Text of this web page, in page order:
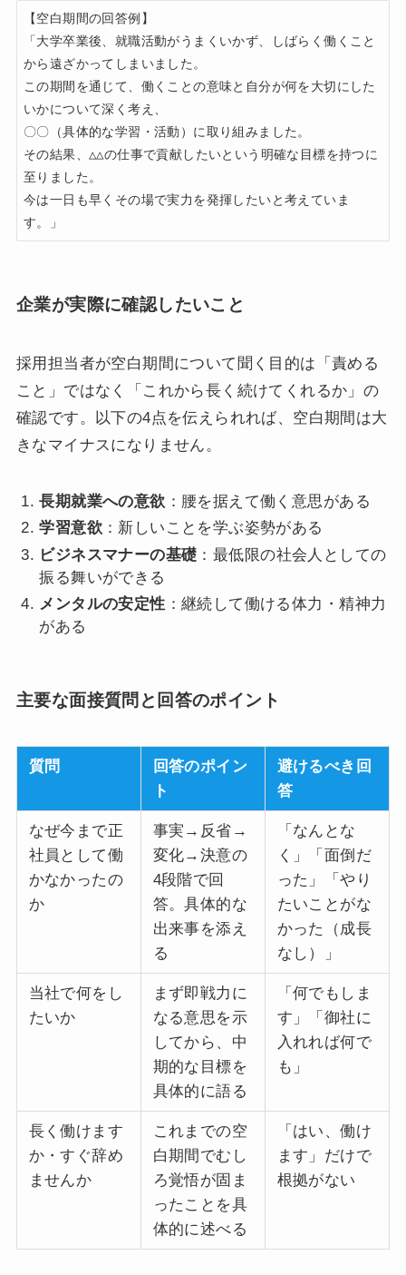
【空白期間の回答例】
「大学卒業後、就職活動がうまくいかず、しばらく働くこと
から遠ざかってしまいました。
この期間を通じて、働くことの意味と自分が何を大切にした
いかについて深く考え、
〇〇（具体的な学習・活動）に取り組みました。
その結果、△△の仕事で貢献したいという明確な目標を持つに
至りました。
今は一日も早くその場で実力を発揮したいと考えていま
す。」
企業が実際に確認したいこと
採用担当者が空白期間について聞く目的は「責める
こと」ではなく「これから長く続けてくれるか」の
確認です。以下の4点を伝えられれば、空白期間は大
きなマイナスになりません。
長期就業への意欲 ：腰を据えて働く意思がある
学習意欲 ：新しいことを学ぶ姿勢がある
ビジネスマナーの基礎 ：最低限の社会人としての
振る舞いができる
メンタルの安定性 ：継続して働ける体力・精神力
がある
主要な面接質問と回答のポイント
質問
回答のポイン
ト
避けるべき回
答
なぜ今まで正
社員として働
かなかったの
か
事実→反省→
変化→決意の
4段階で回
答。具体的な
出来事を添え
る
「なんとな
く」「面倒だ
った」「やり
たいことがな
かった（成長
なし）」
当社で何をし
たいか
まず即戦力に
なる意思を示
してから、中
期的な目標を
具体的に語る
「何でもしま
す」「御社に
入れれば何で
も」
長く働けます
か・すぐ辞め
ませんか
これまでの空
白期間でむし
ろ覚悟が固ま
ったことを具
体的に述べる
「はい、働け
ます」だけで
根拠がない